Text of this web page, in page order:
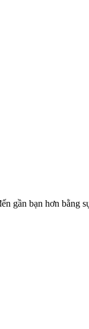
gần bạn hơn bằng